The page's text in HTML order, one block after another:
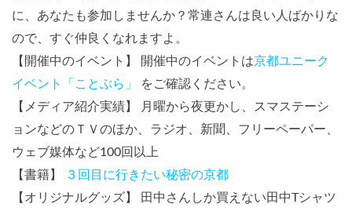
に、あなたも参加しませんか？常連さんは良い人ばかりな
ので、すぐ仲良くなれますよ。
【開催中のイベント】 開催中のイベントは京都ユニーク
イベント「ことぶら」
をご確認ください。
【メディア紹介実績】 月曜から夜更かし、スマステーシ
ョンなどのＴＶのほか、ラジオ、新聞、フリーペーパー、
ウェブ媒体など100回以上
【書籍】
３回目に行きたい秘密の京都
【オリジナルグッズ】 田中さんしか買えない田中Tシャツ